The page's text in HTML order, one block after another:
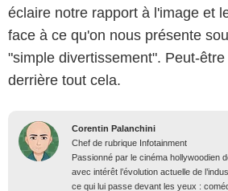
éclaire notre rapport à l'image et
face à ce qu'on nous présente
"simple divertissement". Peut-
derrière tout cela.
Corentin Palanchini
Chef de rubrique Infotainment
Passionné par le cinéma hollywoodien
avec intérêt l’évolution actuelle de
ce qui lui passe devant les yeux :